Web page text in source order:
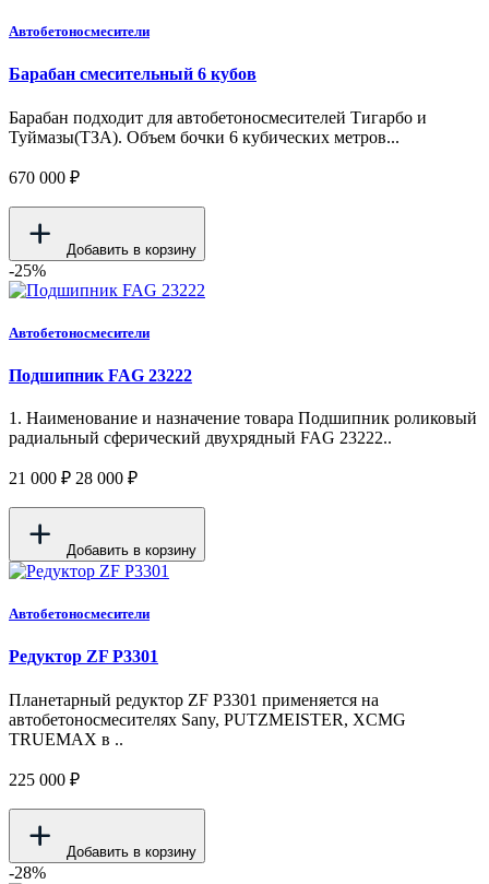
Автобетоносмесители
Барабан смесительный 6 кубов
Барабан подходит для автобетоносмесителей Тигарбо и
Туймазы(ТЗА). Объем бочки 6 кубических метров...
670 000 ₽
Добавить в корзину
-25%
Автобетоносмесители
Подшипник FAG 23222
1. Наименование и назначение товара Подшипник роликовый
радиальный сферический двухрядный FAG 23222..
21 000 ₽ 28 000 ₽
Добавить в корзину
Автобетоносмесители
Редуктор ZF P3301
Планетарный редуктор ZF P3301 применяется на
автобетоносмесителях Sany, PUTZMEISTER, XCMG
TRUEMAX в ..
225 000 ₽
Добавить в корзину
-28%